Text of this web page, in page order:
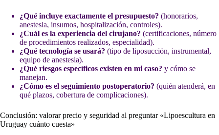
¿Qué incluye exactamente el presupuesto? (honorarios,
anestesia, insumos, hospitalización, controles).
¿Cuál es la experiencia del cirujano? (certificaciones, número
de procedimientos realizados, especialidad).
¿Qué tecnología se usará? (tipo de liposucción, instrumental,
equipo de anestesia).
¿Qué riesgos específicos existen en mi caso? y cómo se
manejan.
¿Cómo es el seguimiento postoperatorio? (quién atenderá, en
qué plazos, cobertura de complicaciones).
Conclusión: valorar precio y seguridad al preguntar «Lipoescultura en
Uruguay cuánto cuesta»